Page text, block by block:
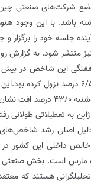
شرکت‌های صنعتی
باشد. با این وجود
جلسه خود را
منتشر شود. به گزارش
افت هفتگی این شاخص
بزرگ چین نیز یک درصد رشد کرد، در حالی
از آنکه در روز جمعه سقف ۱۱
ژاپن به تعطیلاتی
دلیل اصلی رشد
نشان از رشد ۲/۳ درصدی تولید
مارس است. بخش صنعتی
هستند که